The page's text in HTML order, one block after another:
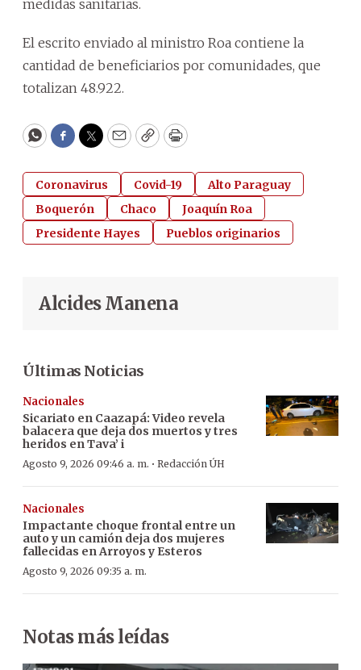
medidas sanitarias.
El escrito enviado al ministro Roa contiene la
cantidad de beneficiarios por comunidades, que
totalizan 48.922.
WhatsApp
Facebook
Twitter
EmailCopyPrint
Coronavirus Covid-19
Alto Paraguay
Boquerón
Chaco
Joaquín Roa
Presidente Hayes
Pueblos originarios
Alcides Manena
Últimas Noticias
Nacionales
Sicariato en Caazapá: Video revela
balacera que deja dos muertos y tres
heridos en Tava’ i
Agosto 9, 2026 09:46 a. m. · Redacción ÚH
Nacionales
Impactante choque frontal entre un
auto y un camión deja dos mujeres
fallecidas en Arroyos y Esteros
Agosto 9, 2026 09:35 a. m.
Notas más leídas